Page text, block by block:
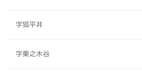
字狐平井
字栗之木谷